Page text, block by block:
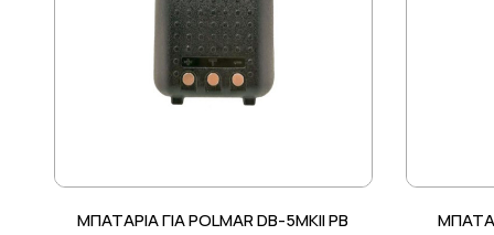
ΜΠΑΤΑΡΙΑ ΓΙΑ POLMAR DB-5MKII PB